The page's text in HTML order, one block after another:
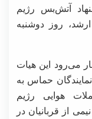
آتش‌بس رژیم
روز دوشنبه
می‌رود این هیات
حماس به
هوایی رژیم
از قربانیان در